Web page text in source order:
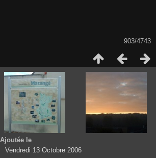
903/4743
Ajoutée le
Vendredi 13 Octobre 2006